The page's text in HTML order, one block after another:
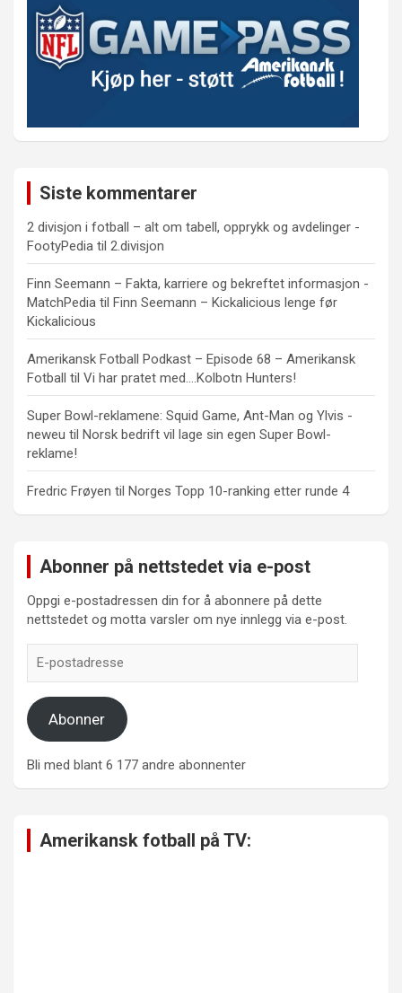
Siste kommentarer
2 divisjon i fotball – alt om tabell, opprykk og avdelinger -
FootyPedia til 2.divisjon
Finn Seemann – Fakta, karriere og bekreftet informasjon -
MatchPedia til Finn Seemann – Kickalicious lenge før
Kickalicious
Amerikansk Fotball Podkast – Episode 68 – Amerikansk
Fotball til Vi har pratet med….Kolbotn Hunters!
Super Bowl-reklamene: Squid Game, Ant-Man og Ylvis -
neweu til Norsk bedrift vil lage sin egen Super Bowl-
reklame!
Fredric Frøyen til Norges Topp 10-ranking etter runde 4
Abonner på nettstedet via e-post
Oppgi e-postadressen din for å abonnere på dette
nettstedet og motta varsler om nye innlegg via e-post.
postadresse
Abonner
Bli med blant 6 177 andre abonnenter
Amerikansk fotball på TV: